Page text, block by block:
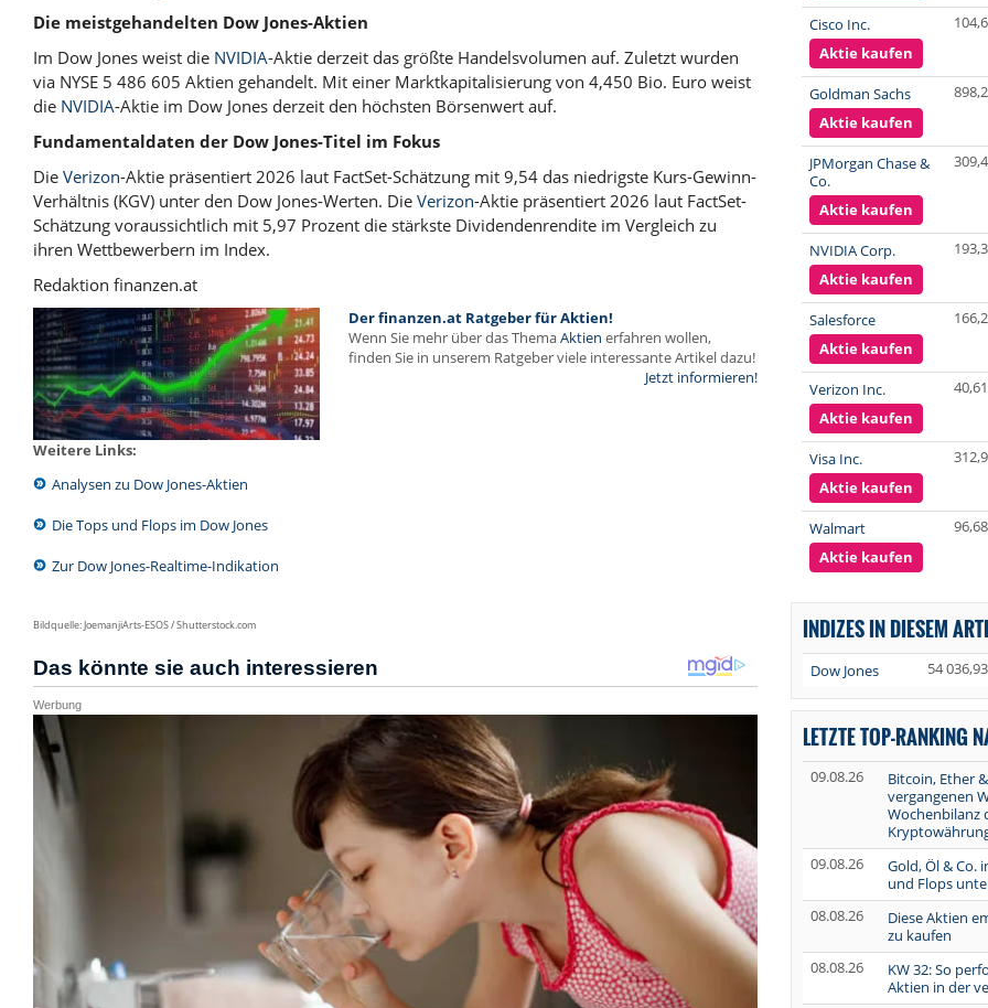
Die meistgehandelten Dow Jones-Aktien
Im Dow Jones weist die NVIDIA-Aktie derzeit das größte Handelsvolumen auf. Zuletzt wurden
via NYSE 5 486 605 Aktien gehandelt. Mit einer Marktkapitalisierung von 4,450 Bio. Euro weist
die NVIDIA-Aktie im Dow Jones derzeit den höchsten Börsenwert auf.
Fundamentaldaten der Dow Jones-Titel im Fokus
Die Verizon-Aktie präsentiert 2026 laut FactSet-Schätzung mit 9,54 das niedrigste Kurs-Gewinn-
Verhältnis (KGV) unter den Dow Jones-Werten. Die Verizon-Aktie präsentiert 2026 laut FactSet-
Schätzung voraussichtlich mit 5,97 Prozent die stärkste Dividendenrendite im Vergleich zu
ihren Wettbewerbern im Index.
Redaktion finanzen.at
Der finanzen.at Ratgeber für Aktien!
Wenn Sie mehr über das ThemaAktien erfahren wollen,
finden Sie in unserem Ratgeber viele interessante Artikel dazu!
Jetzt informieren!
Weitere Links:
Analysen zu Dow Jones-Aktien
Die Tops und Flops im Dow Jones
Zur Dow Jones-Realtime-Indikation
Bildquelle: JoemanjiArts-ESOS / Shutterstock.com
Cisco Inc.
Aktie kaufen
Goldman Sachs
Aktie kaufen
JPMorgan Chase &
Co.
Aktie kaufen
NVIDIA Corp.
Aktie kaufen
Salesforce
Aktie kaufen
Verizon Inc.
Aktie kaufen
40,61
Visa Inc.
Aktie kaufen
Walmart
Aktie kaufen
96,68
INDIZES IN DIESEM
Dow Jones 54 036,93
LETZTE TOP-RANKING
09.08.26
Bitcoin, Ether
vergangenen
Wochenbilanz
09.08.26
Gold, Öl & Co.
und Flops
08.08.26
Diese Aktien
zu kaufen
08.08.26
KW 32: So
Aktien in der